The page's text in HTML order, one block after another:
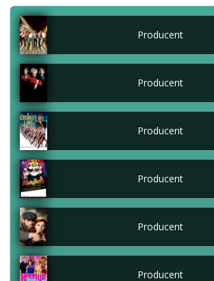
Producent
Producent
Producent
Producent
Producent
Producent